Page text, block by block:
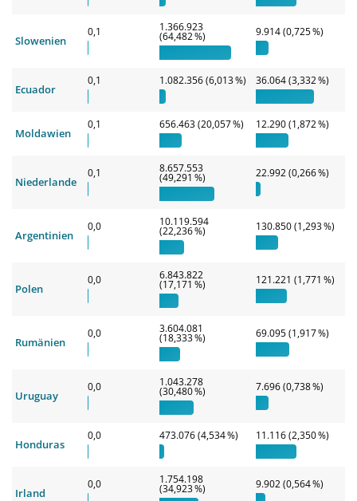
Slowenien
0,1 1.366.923
(64,482 %) 9.914 (0,725 %)
Ecuador
0,1 1.082.356 (6,013 %) 36.064 (3,332 %)
Moldawien
0,1 656.463 (20,057 %) 12.290 (1,872 %)
Niederlande
0,1 8.657.553
(49,291 %) 22.992 (0,266 %)
Argentinien
0,0 10.119.594
(22,236 %) 130.850 (1,293 %)
Polen
0,0 6.843.822
(17,171 %) 121.221 (1,771 %)
Rumänien
0,0 3.604.081
(18,333 %) 69.095 (1,917 %)
Uruguay
0,0 1.043.278
(30,480 %) 7.696 (0,738 %)
Honduras
0,0 473.076 (4,534 %) 11.116 (2,350 %)
Irland
0,0 1.754.198
(34,923 %) 9.902 (0,564 %)